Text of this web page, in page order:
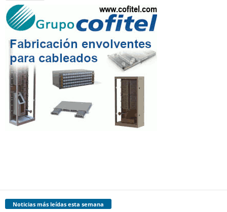
Noticias más leídas esta semana